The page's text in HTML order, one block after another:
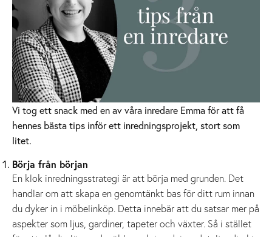
Vi tog ett snack med en av våra inredare Emma för att få
hennes bästa tips inför ett inredningsprojekt, stort som
litet.
Börja från början
En klok inredningsstrategi är att börja med grunden. Det
handlar om att skapa en genomtänkt bas för ditt rum innan
du dyker in i möbelinköp. Detta innebär att du satsar mer på
aspekter som ljus, gardiner, tapeter och växter. Så i stället